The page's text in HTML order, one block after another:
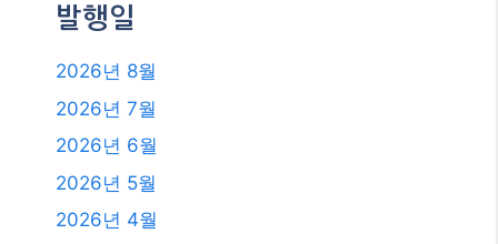
발행일
2026년 8월
2026년 7월
2026년 6월
2026년 5월
2026년 4월